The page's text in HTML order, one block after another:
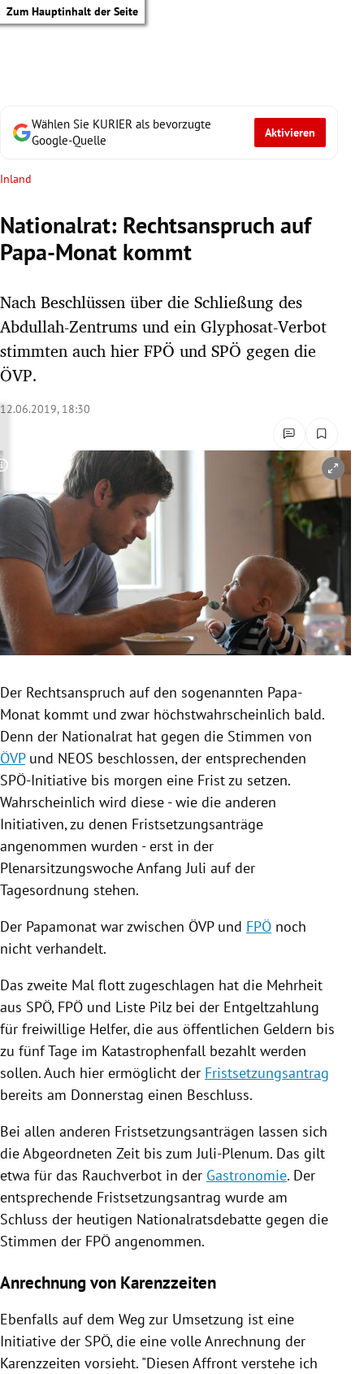
Zum Hauptinhalt der Seite
Untermenü
Untermenü
Untermenü
Untermenü
Untermenü
Untermenü
Untermenü
Untermenü
Untermenü
Untermenü
Wählen Sie KURIER als bevorzugte
Google-Quelle
Aktivieren
Inland
Nationalrat: Rechtsanspruch auf
Papa-Monat kommt
Nach Beschlüssen über die Schließung des
Abdullah-Zentrums und ein Glyphosat-Verbot
stimmten auch hier FPÖ und SPÖ gegen die
ÖVP.
12.06.2019, 18:30
Copyright-Hinweis öffnen/schließen
Der Rechtsanspruch auf den sogenannten Papa-
Monat kommt und zwar höchstwahrscheinlich bald.
Denn der Nationalrat hat gegen die Stimmen von
ÖVPund NEOS beschlossen, der entsprechenden
SPÖ-Initiative bis morgen eine Frist zu setzen.
Wahrscheinlich wird diese - wie die anderen
Initiativen, zu denen Fristsetzungsanträge
angenommen wurden - erst in der
Plenarsitzungswoche Anfang Juli auf der
Tagesordnung stehen.
Der Papamonat war zwischen ÖVPund FPÖ noch
nicht verhandelt.
Das zweite Mal flott zugeschlagen hat die Mehrheit
aus SPÖ, FPÖ und Liste Pilz bei der Entgeltzahlung
für freiwillige Helfer, die aus öffentlichen Geldern bis
zu fünf Tage im Katastrophenfall bezahlt werden
sollen. Auch hier ermöglicht der Fristsetzungsantrag
bereits am Donnerstag einen Beschluss.
Bei allen anderen Fristsetzungsanträgen lassen sich
die Abgeordneten Zeit bis zum Juli-Plenum. Das gilt
etwa für das Rauchverbot in der Gastronomie. Der
entsprechende Fristsetzungsantrag wurde am
Schluss der heutigen Nationalratsdebatte gegen die
Stimmen der FPÖ angenommen.
Anrechnung von Karenzzeiten
Ebenfalls auf dem Weg zur Umsetzung ist eine
Initiative der SPÖ, die eine volle Anrechnung der
Karenzzeiten vorsieht. "Diesen Affront verstehe ich